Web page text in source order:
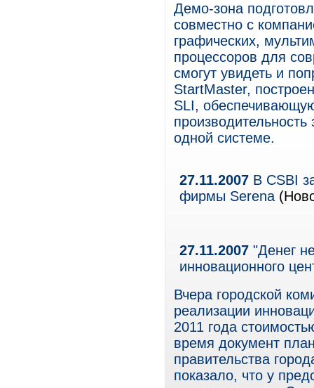
Демо-зона
совместно с
графических,
процессоров для
смогут увидеть и
StartMaster,
SLI,
одной системе.
27.11.2007 В CSBI
фирмы Serena
27.11.2007 "Денег
инновационного
Вчера городской
реализации
2011 года
время документ
правительства
показало, что у